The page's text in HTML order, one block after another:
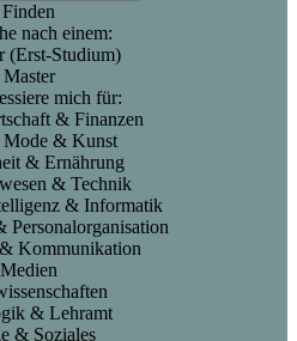
Finden
nach einem:
(Erst-Studium)
Master
mich für:
& Finanzen
Mode & Kunst
& Ernährung
& Technik
& Informatik
Personalorganisation
Kommunikation
Medien
& Lehramt
& Soziales